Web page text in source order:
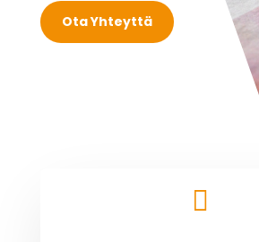
Ota Yhteyttä
